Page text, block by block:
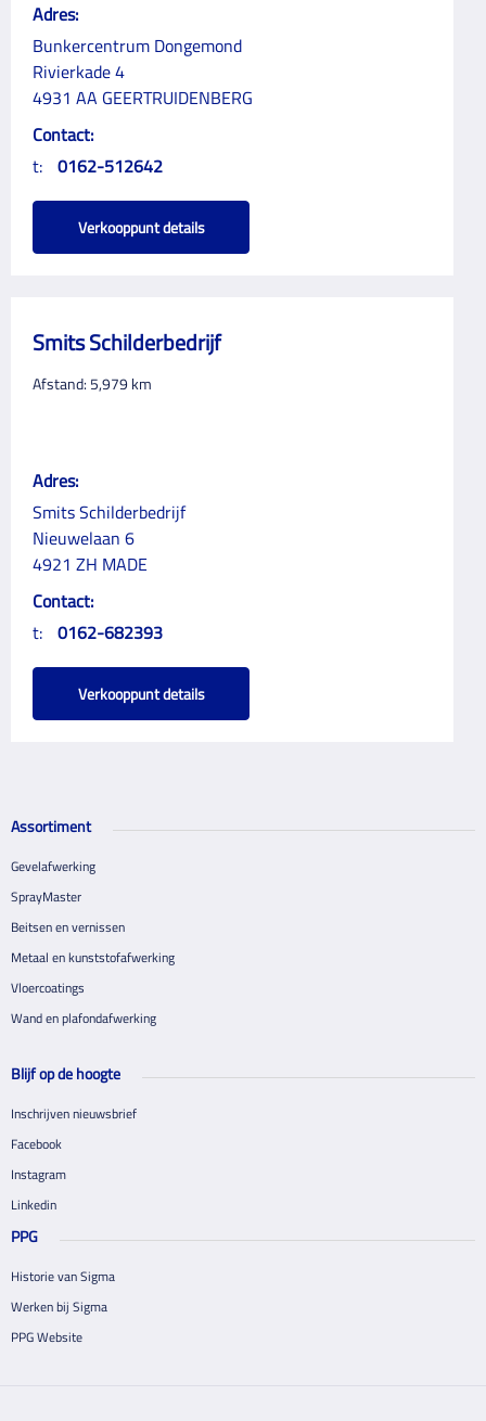
Adres:
Bunkercentrum Dongemond
Rivierkade 4
4931 AA GEERTRUIDENBERG
Contact:
t: 0162-512642
Verkooppunt details
Smits Schilderbedrijf
Afstand: 5,979km
Adres:
Smits Schilderbedrijf
Nieuwelaan 6
4921 ZH MADE
Contact:
t: 0162-682393
Verkooppunt details
Assortiment
Gevelafwerking
SprayMaster
Beitsen en vernissen
Metaal en kunststofafwerking
Vloercoatings
Wand en plafondafwerking
Blijf op de hoogte
Inschrijven nieuwsbrief
Facebook
Instagram
Linkedin
PPG
Historie van Sigma
Werken bij Sigma
PPG Website